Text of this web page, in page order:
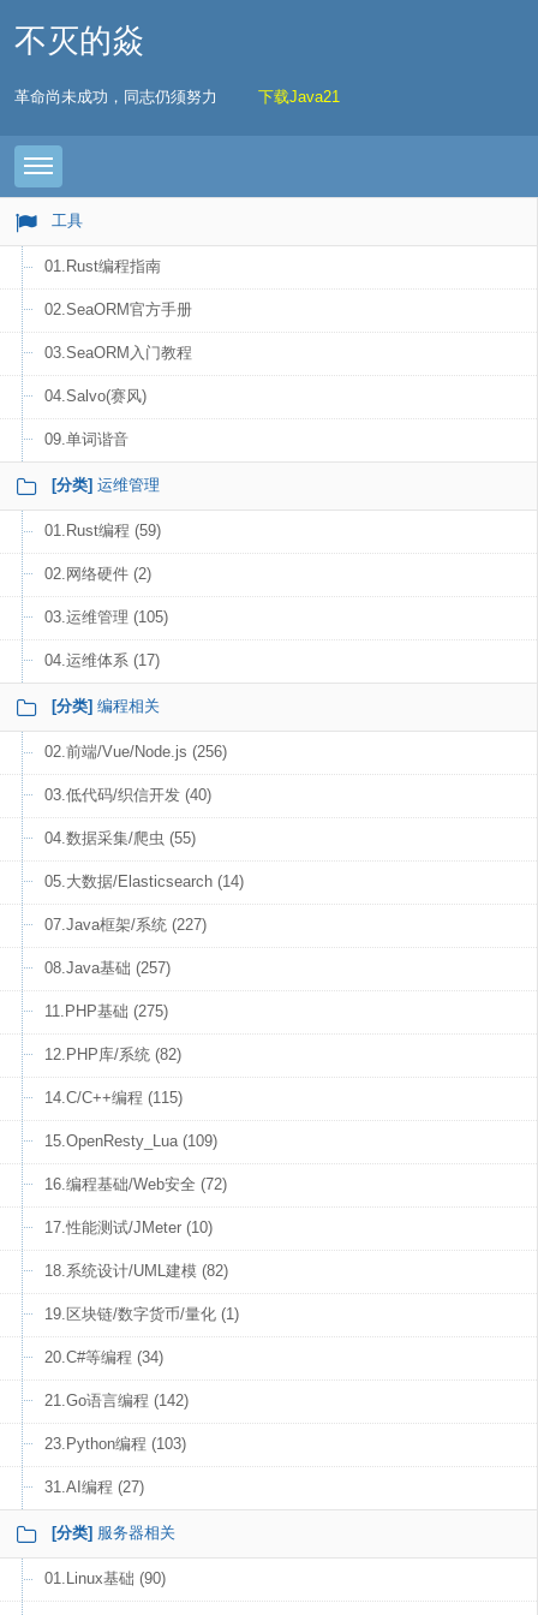
不灭的焱
革命尚未成功，同志仍须努力 下载Java21
Toggle navigation
工具
01.Rust编程指南
02.SeaORM官方手册
03.SeaORM入门教程
04.Salvo(赛风)
09.单词谐音
[分类] 运维管理
01.Rust编程 (59)
02.网络硬件 (2)
03.运维管理 (105)
04.运维体系 (17)
[分类] 编程相关
02.前端/Vue/Node.js (256)
03.低代码/织信开发 (40)
04.数据采集/爬虫 (55)
05.大数据/Elasticsearch (14)
07.Java框架/系统 (227)
08.Java基础 (257)
11.PHP基础 (275)
12.PHP库/系统 (82)
14.C/C++编程 (115)
15.OpenResty_Lua (109)
16.编程基础/Web安全 (72)
17.性能测试/JMeter (10)
18.系统设计/UML建模 (82)
19.区块链/数字货币/量化 (1)
20.C#等编程 (34)
21.Go语言编程 (142)
23.Python编程 (103)
31.AI编程 (27)
[分类] 服务器相关
01.Linux基础 (90)